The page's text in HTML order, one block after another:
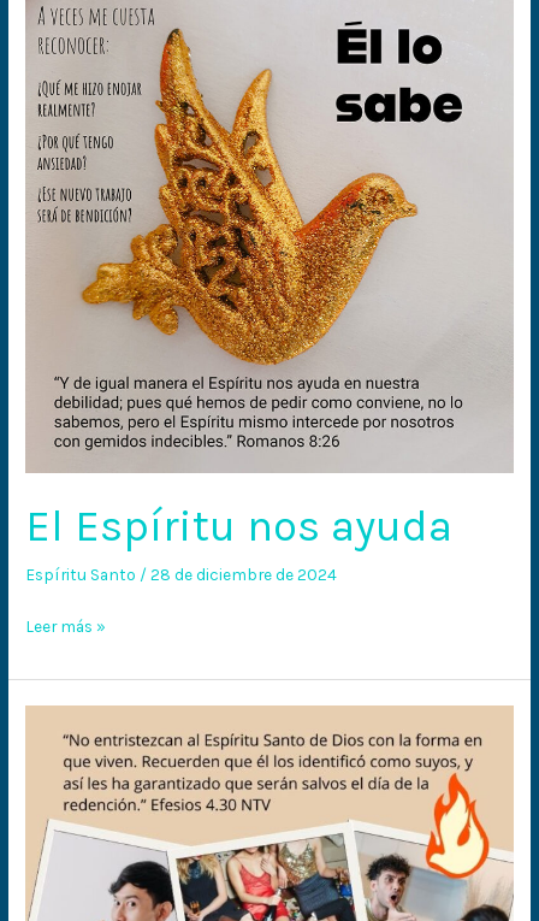
El Espíritu nos ayuda
Espíritu Santo /28 de diciembre de 2024
Espíritu
nos
ayuda
Leer más »
pongas
triste
Espíritu
Santo